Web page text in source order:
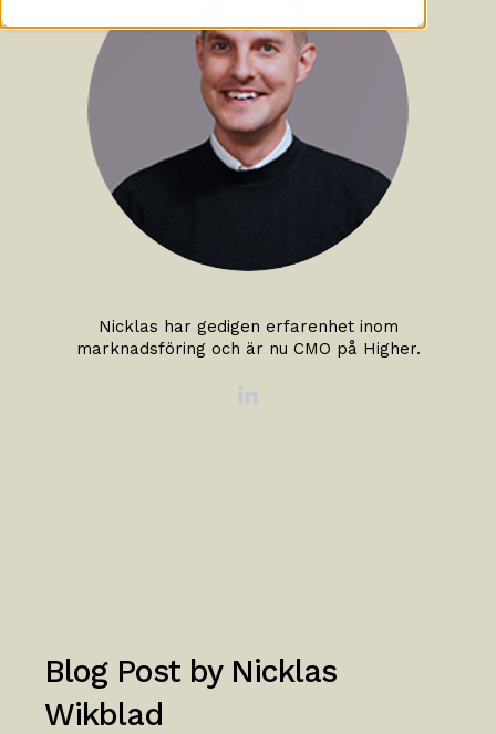
Nicklas har gedigen erfarenhet inom
marknadsföring och är nu CMO på Higher.
Blog Post byNicklas
Wikblad